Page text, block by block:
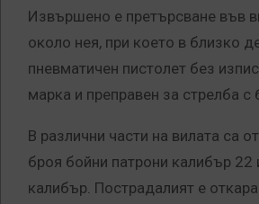
Извършено е претърсване във
около нея, при което в близко
пневматичен пистолет без
марка и преправен за стрелба с
В различни части на вилата са
броя бойни патрони калибър 22
калибър. Пострадалият е